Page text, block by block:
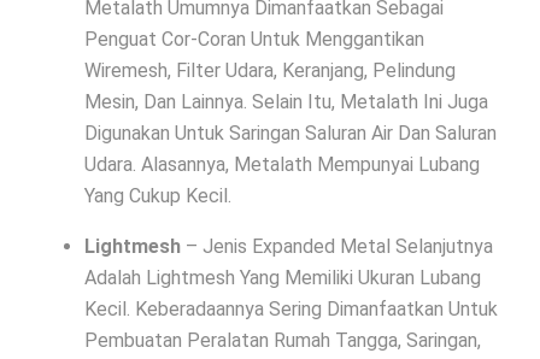
Metalath Umumnya Dimanfaatkan Sebagai
Penguat Cor-Coran Untuk Menggantikan
Wiremesh, Filter Udara, Keranjang, Pelindung
Mesin, Dan Lainnya. Selain Itu, Metalath Ini Juga
Digunakan Untuk Saringan Saluran Air Dan Saluran
Udara. Alasannya, Metalath Mempunyai Lubang
Yang Cukup Kecil.
Lightmesh – Jenis Expanded Metal Selanjutnya
Adalah Lightmesh Yang Memiliki Ukuran Lubang
Kecil. Keberadaannya Sering Dimanfaatkan Untuk
Pembuatan Peralatan Rumah Tangga, Saringan,